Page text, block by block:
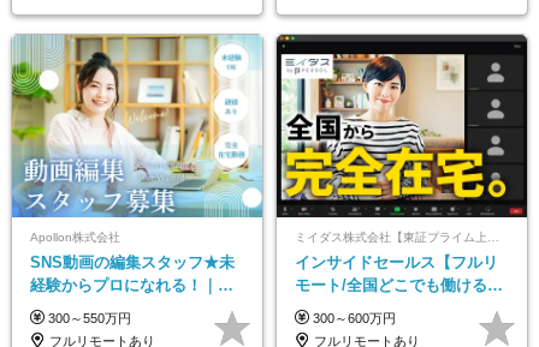
Apollon株式会社
SNS動画の編集スタッフ★未
経験からプロになれる！｜お
うちで働くフルリモート｜残
業ゼロで18時退勤◎
300～550万円
フルリモートあり
インサイドセールス【フルリ
モート/全国どこでも働ける】
未経験OK*土日祝休み*残業少
なめ*在宅勤務手当あり
300～600万円
フルリモートあり